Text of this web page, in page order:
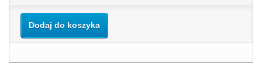
Dodaj do koszyka